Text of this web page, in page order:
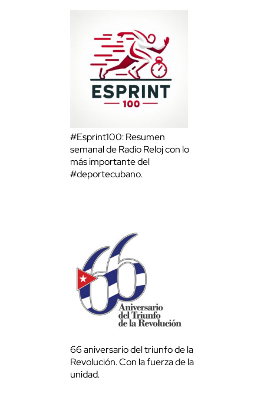
#Esprint100: Resumen
semanal de Radio Reloj con lo
más importante del
#deportecubano.
66 aniversario del triunfo de la
Revolución. Con la fuerza de la
unidad.